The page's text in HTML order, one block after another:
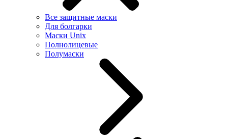
Все защитные маски
Для болгарки
Маски Unix
Полнолицевые
Полумаски